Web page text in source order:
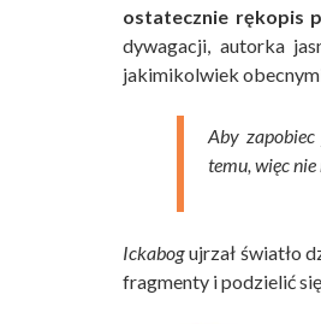
ostatecznie rękopis
dywagacji, autorka
jakimikolwiek
Aby
temu, więc
Ickabogujrzał światło
fragmenty i podzielić